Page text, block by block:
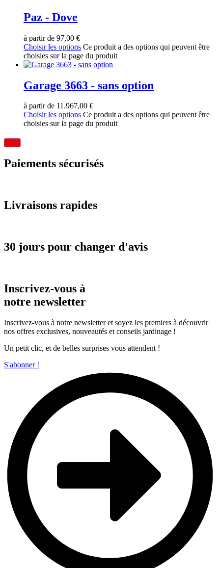
Paz - Dove
à partir de 97,00 €
Choisir les options Ce produit a des options qui peuvent être
choisies sur la page du produit
Garage 3663 - sans option
à partir de 11.967,00 €
Choisir les options Ce produit a des options qui peuvent être
choisies sur la page du produit
Paiements sécurisés
Livraisons rapides
30 jours pour changer d'avis
Inscrivez-vous à
notre newsletter
Inscrivez-vous à notre newsletter et soyez les premiers à découvrir
nos offres exclusives, nouveautés et conseils jardinage !
Un petit clic, et de belles surprises vous attendent !
S'abonner !